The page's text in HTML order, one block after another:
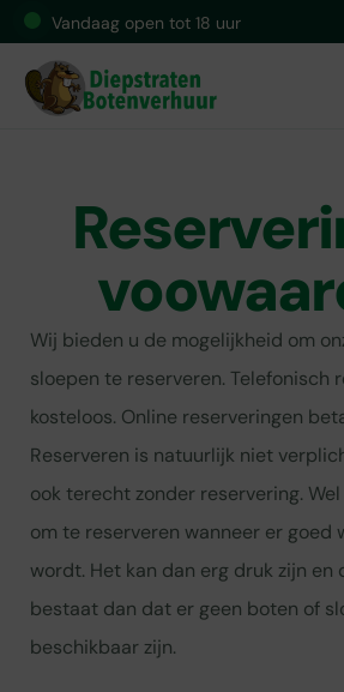
Vandaag open tot 18 uur
Wij bieden u de mogelijkheid om
sloepen te reserveren. Telefonisch
kosteloos. Online reserveringen
Reserveren is natuurlijk niet
ook terecht zonder reservering.
om te reserveren wanneer er goed
wordt. Het kan dan erg druk zijn en
bestaat dan dat er geen boten of
beschikbaar zijn.